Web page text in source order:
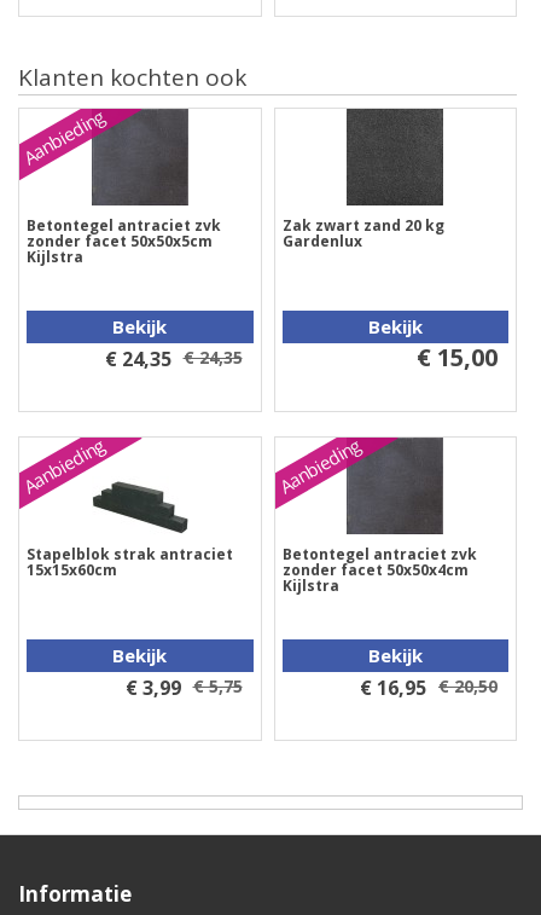
Klanten kochten ook
Aanbieding
Betontegel antraciet zvk
zonder facet 50x50x5cm
Kijlstra
Bekijk
€ 24,35 € 24,35
Zak zwart zand 20 kg
Gardenlux
Bekijk
€ 15,00
Aanbieding
Stapelblok strak antraciet
15x15x60cm
Bekijk
€ 3,99 € 5,75
Aanbieding
Betontegel antraciet zvk
zonder facet 50x50x4cm
Kijlstra
Bekijk
€ 16,95 € 20,50
Informatie